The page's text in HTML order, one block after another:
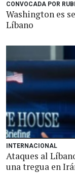
CONVOCADA POR
Washington es
Líbano
INTERNACIONAL
Ataques al
una tregua en